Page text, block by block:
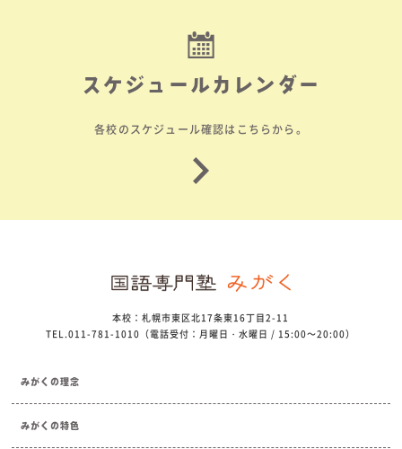
スケジュールカレンダー
各校のスケジュール確認はこちらから。
本校：札幌市東区北17条東16丁目2-11
TEL.011-781-1010（電話受付：月曜日・水曜日 / 15:00～20:00）
みがくの理念
みがくの特色